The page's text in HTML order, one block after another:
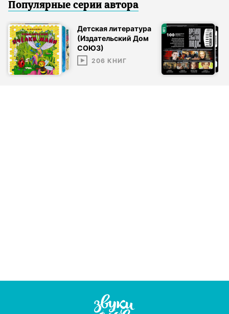
Популярные серии автора
Детская литература
(Издательский Дом
СОЮЗ)
206 КНИГ